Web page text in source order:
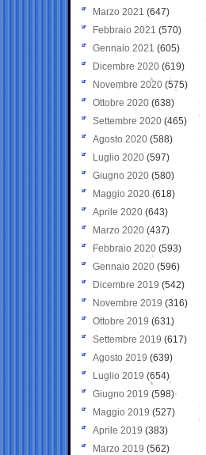
Marzo 2021 (647)
Febbraio 2021 (570)
Gennaio 2021 (605)
Dicembre 2020 (619)
Novembre 2020 (575)
Ottobre 2020 (638)
Settembre 2020(465)
Agosto 2020 (588)
Luglio 2020 (597)
Giugno 2020 (580)
Maggio 2020 (618)
Aprile 2020 (643)
Marzo 2020 (437)
Febbraio 2020 (593)
Gennaio 2020 (596)
Dicembre 2019 (542)
Novembre 2019 (316)
Ottobre 2019 (631)
Settembre 2019 (617)
Agosto 2019 (639)
Luglio 2019 (654)
Giugno 2019 (598)
Maggio 2019 (527)
Aprile 2019 (383)
Marzo 2019 (562)